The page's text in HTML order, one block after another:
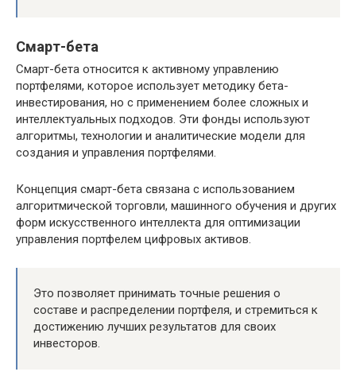
Смарт-бета
Смарт-бета относится к активному управлению
портфелями, которое использует методику бета-
инвестирования, но с применением более сложных и
интеллектуальных подходов. Эти фонды используют
алгоритмы, технологии и аналитические модели для
создания и управления портфелями.
Концепция смарт-бета связана с использованием
алгоритмической торговли, машинного обучения и других
форм искусственного интеллекта для оптимизации
управления портфелем цифровых активов.
Это позволяет принимать точные решения о
составе и распределении портфеля, и стремиться к
достижению лучших результатов для своих
инвесторов.